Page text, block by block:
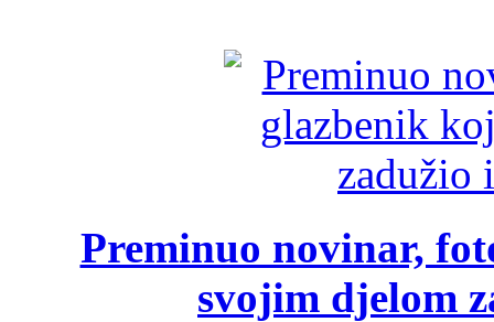
Preminuo novinar,
svojim djelom